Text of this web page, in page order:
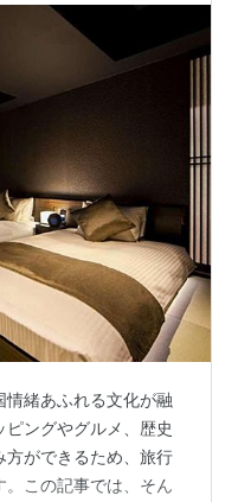
緒あふれる文化が融
ングやグルメ、歴史
方ができるため、旅行
この記事では、そん